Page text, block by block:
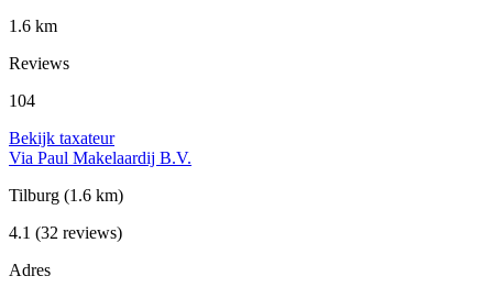
1.6 km
Reviews
104
Bekijk taxateur
Via Paul Makelaardij B.V.
Tilburg (1.6 km)
4.1 (32 reviews)
Adres